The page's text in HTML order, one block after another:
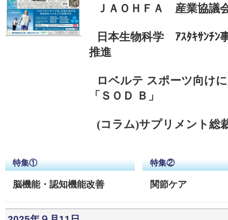
ＪＡＯＨＦＡ 産業協議
日本生物科学 ｱｽﾀｷｻﾝﾁ
推進
ロベルテ スポーツ向け
「ＳＯＤ Ｂ」
(コラム)サプリメント総
特集①
脳機能・認知機能改善
特集②
関節ケア